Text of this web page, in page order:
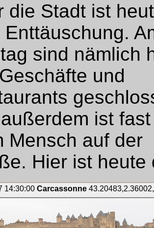
die Stadt ist
Enttäuschung.
sind nämlich
und
ist fast
Mensch auf der
Hier ist
14:30:00 Carcassonne